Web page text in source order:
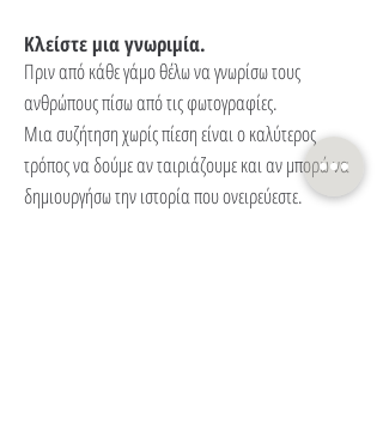
Κλείστε μια γνωριμία.
Πριν από κάθε γάμο θέλω να γνωρίσω τους
ανθρώπους πίσω από τις φωτογραφίες.
Μια συζήτηση χωρίς πίεση είναι ο καλύτερος
τρόπος να δούμε αν ταιριάζουμε και αν μπορώ να
δημιουργήσω την ιστορία που ονειρεύεστε.